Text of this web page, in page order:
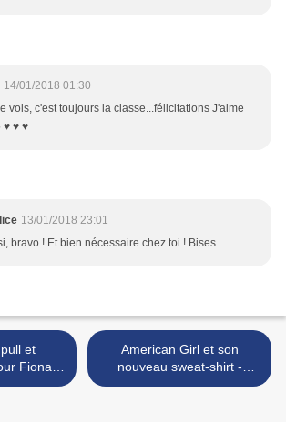
14/01/2018 01:30
vois, c'est toujours la classe...félicitations J'aime
♥ ♥ ♥
13/01/2018 23:01
bravo ! Et bien nécessaire chez toi ! Bises
Fiona -
training
American Girl et son
nouveau sweat-shirt -
American Girl and her new